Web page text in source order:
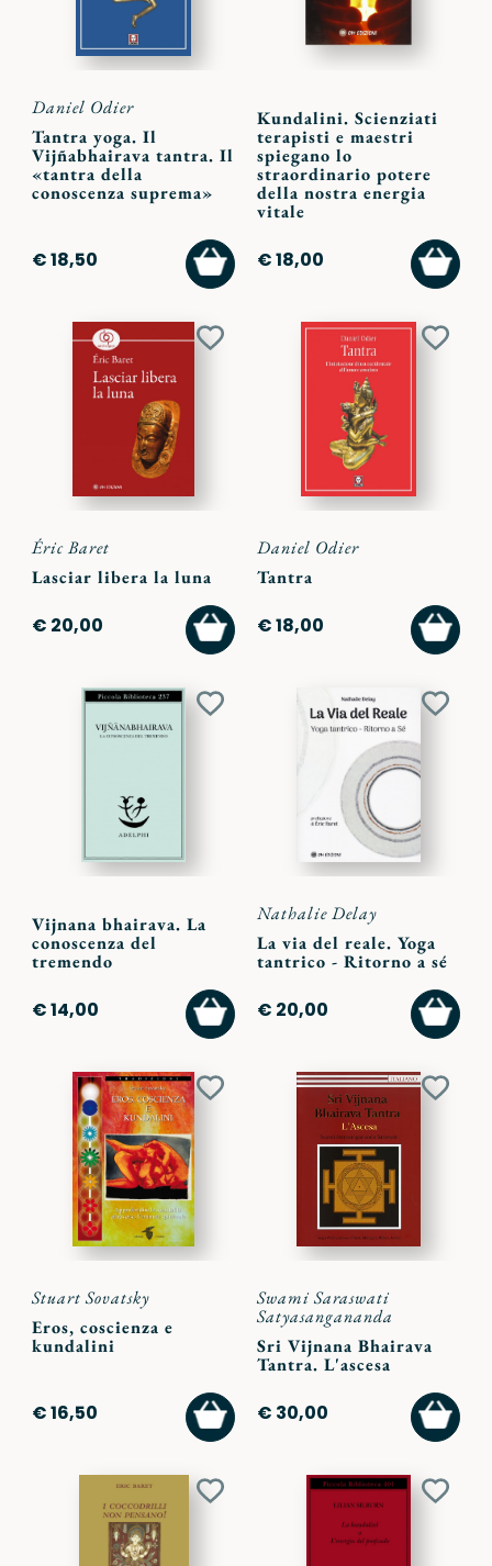
Daniel Odier
Tantra yoga. Il
Vijñabhairava tantra. Il
«tantra della
conoscenza suprema»
€ 18,50
AGGIUNGI
AL
CARRELLO
Kundalini. Scienziati
terapisti e maestri
spiegano lo
straordinario potere
della nostra energia
vitale
€ 18,00
AL
Aggiungi
Éric Baret
Lasciar libera la luna
€ 20,00
AGGIUNGI
AL
CARRELLO
Daniel Odier
Tantra
€ 18,00
AL
Aggiungi
Vijnana bhairava. La
conoscenza del
tremendo
€ 14,00
AGGIUNGI
AL
CARRELLO
Nathalie Delay
La via del reale. Yoga
tantrico - Ritorno a sé
€ 20,00
AL
Aggiungi
Stuart Sovatsky
Eros, coscienza e
kundalini
€ 16,50
AGGIUNGI
AL
CARRELLO
Swami Saraswati
Satyasangananda
Sri Vijnana Bhairava
Tantra. L'ascesa
€ 30,00
AL
Aggiungi